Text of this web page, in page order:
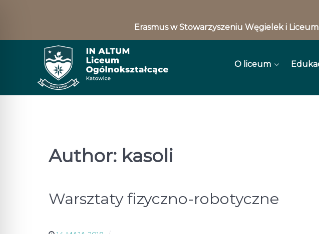
Erasmus w Stowarzyszeniu Węgielek i
O liceum
Author: kasoli
Warsztaty fizyczno-robotyczne